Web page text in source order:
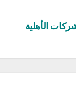
الأهلية